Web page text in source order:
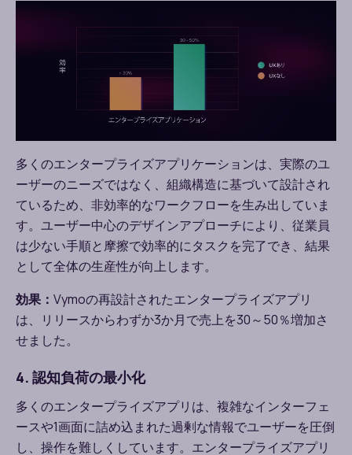
多くのエンタープライズアプリケーションは、実際のユ
ーザーのニーズではなく、組織構造に基づいて設計され
ているため、非効率的なワークフローを生み出していま
す。ユーザー中心のデザインアプローチにより、従業員
は少ない手順と摩擦で効率的にタスクを完了でき、結果
として全体の生産性が向上します。
効果： Vymoの再設計されたエンタープライズアプリ
は、リリースからわずか3か月で売上を30～50％増加さ
せました。
4. 認知負荷の最小化
多くのエンタープライズアプリは、複雑なインターフェ
ースや1画面に詰め込まれた過剰な情報でユーザーを圧倒
し、操作を難しくしています。エンタープライズアプリ